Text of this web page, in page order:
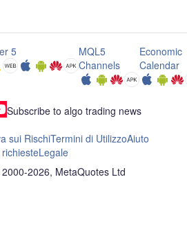
5
MQL5
Channels
Economic
Calendar
Subscribe to algo trading news
sui RischiTermini di UtilizzoAiuto
Legale
2026, MetaQuotes Ltd